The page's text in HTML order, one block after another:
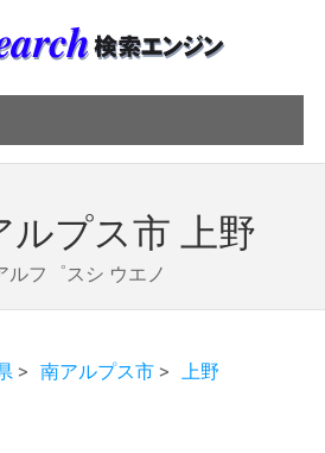
ルプス市 上野
ルフ゜スシ ウエノ
> 南アルプス市> 上野